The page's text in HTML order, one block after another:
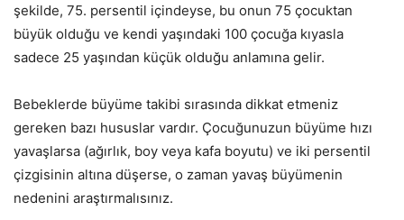
şekilde, 75. persentil içindeyse, bu onun 75 çocuktan
büyük olduğu ve kendi yaşındaki 100 çocuğa kıyasla
sadece 25 yaşından küçük olduğu anlamına gelir.
Bebeklerde büyüme takibi sırasında dikkat etmeniz
gereken bazı hususlar vardır. Çocuğunuzun büyüme hızı
yavaşlarsa (ağırlık, boy veya kafa boyutu) ve iki persentil
çizgisinin altına düşerse, o zaman yavaş büyümenin
nedenini araştırmalısınız.